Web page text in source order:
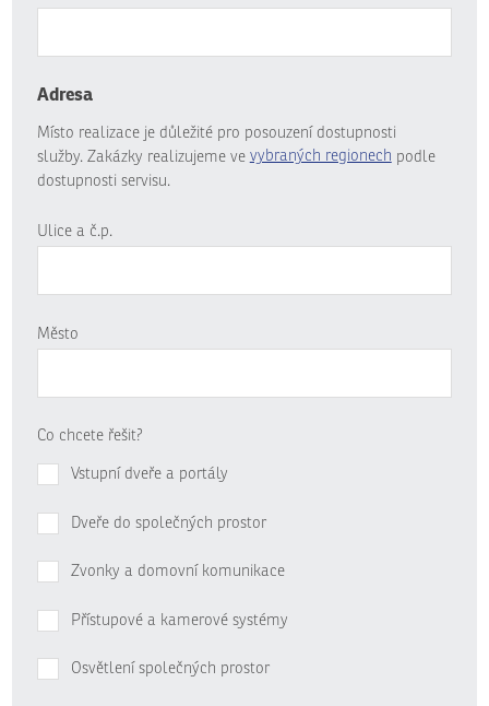
Adresa
Místo realizace je důležité pro posouzení dostupnosti
služby. Zakázky realizujeme ve vybraných regionech podle
dostupnosti servisu.
Ulice a č.p.
Město
Co chcete řešit?
Vstupní dveře a portály
Dveře do společných prostor
Zvonky a domovní komunikace
Přístupové a kamerové systémy
Osvětlení společných prostor